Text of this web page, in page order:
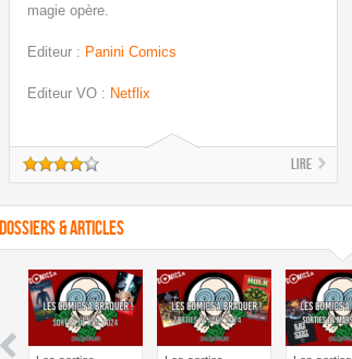
magie opère.
Editeur : Panini Comics
Editeur VO : Netflix
Lire
DOSSIERS & ARTICLES